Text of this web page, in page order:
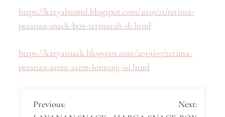
https://karyabantul.blogspot.com/2019/11/terima-
pesanan-snack-box-termurah-di.html
https://karyasnack.blogspot.com/2019/07/terima-
pesanan-arem-arem-lontong-isi.html
P
Previous:
Next: